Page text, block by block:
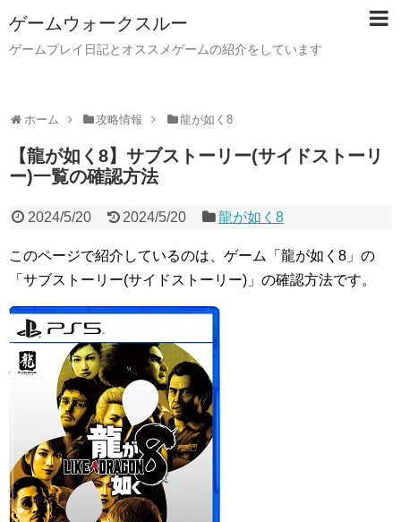
ゲームウォークスルー
ゲームプレイ日記とオススメゲームの紹介をしています
ホーム 攻略情報 龍が如く8
【龍が如く8】サブストーリー(サイドストーリ
ー)一覧の確認方法
2024/5/20 2024/5/20 龍が如く8
このページで紹介しているのは、ゲーム「龍が如く8」の
「サブストーリー(サイドストーリー)」の確認方法です。